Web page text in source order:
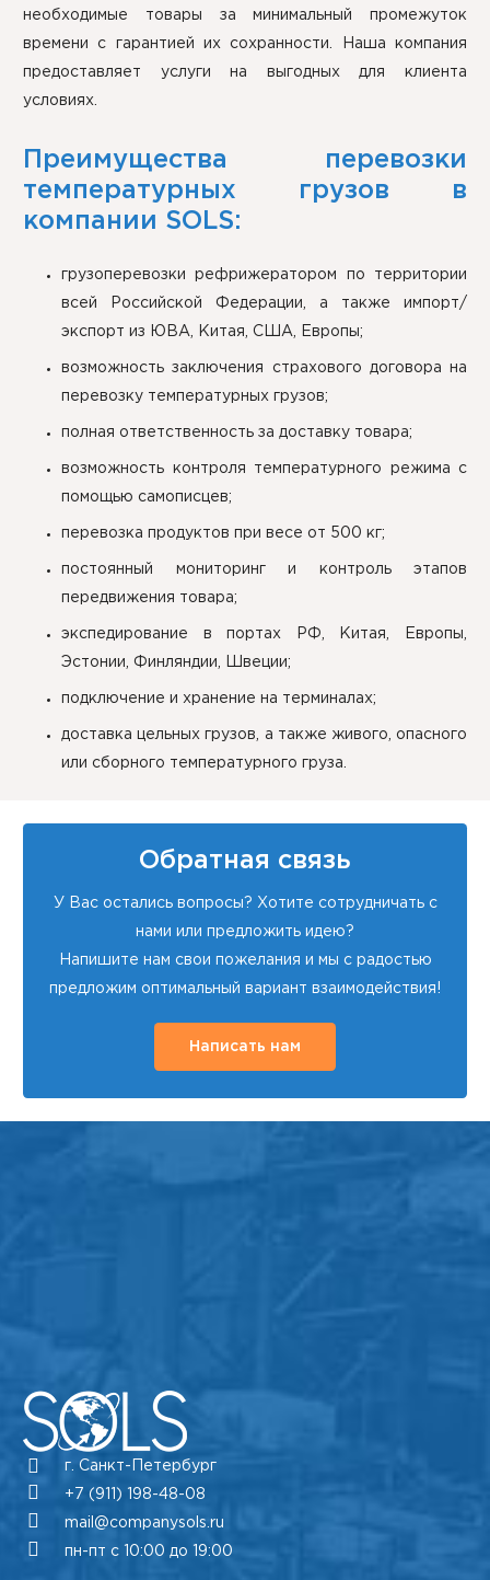
необходимые товары за минимальный промежуток
времени с гарантией их сохранности. Наша компания
предоставляет услуги на выгодных для клиента
условиях.
Преимущества перевозки
температурных грузов в
компании SOLS:
грузоперевозки рефрижератором по территории
всей Российской Федерации, а также импорт/
экспорт из ЮВА, Китая, США, Европы;
возможность заключения страхового договора на
перевозку температурных грузов;
полная ответственность за доставку товара;
возможность контроля температурного режима с
помощью самописцев;
перевозка продуктов при весе от 500 кг;
постоянный мониторинг и контроль этапов
передвижения товара;
экспедирование в портах РФ, Китая, Европы,
Эстонии, Финляндии, Швеции;
подключение и хранение на терминалах;
доставка цельных грузов, а также живого, опасного
или сборного температурного груза.
Обратная связь
У Вас остались вопросы? Хотите сотрудничать с
нами или предложить идею?
Напишите нам свои пожелания и мы с радостью
предложим оптимальный вариант взаимодействия!
Написать нам
г. Санкт-Петербург
+7 (911) 198-48-08
mail@companysols.ru
пн-пт с 10:00 до 19:00